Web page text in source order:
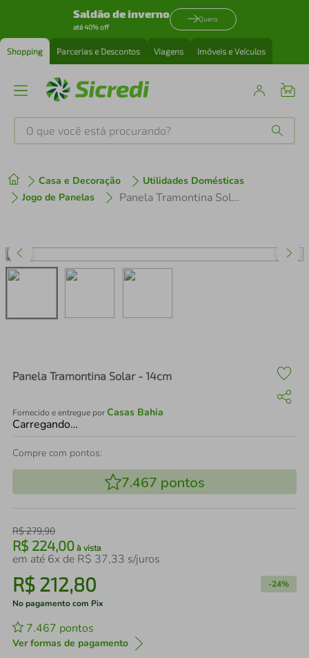
Saldão de inverno
até 40% off
Quero
Shopping Parcerias e Descontos Viagens Imóveis e Veículos
O que você está procurando?
Casa e Decoração
Utilidades Domésticas
Jogo de Panelas
Panela Tramontina Solar - 14cm
Panela Tramontina Solar - 14cm
Fornecido e entregue porCasas Bahia
Carregando…
Compre com pontos:
7.467 pontos
R$279,90
R$ 224,00 à vista
em até 6x de R$ 37,33 s/juros
R$ 212,80 -24%
No pagamento com Pix
7.467 pontos
Ver formas de pagamento
1º tenis
3º perfume